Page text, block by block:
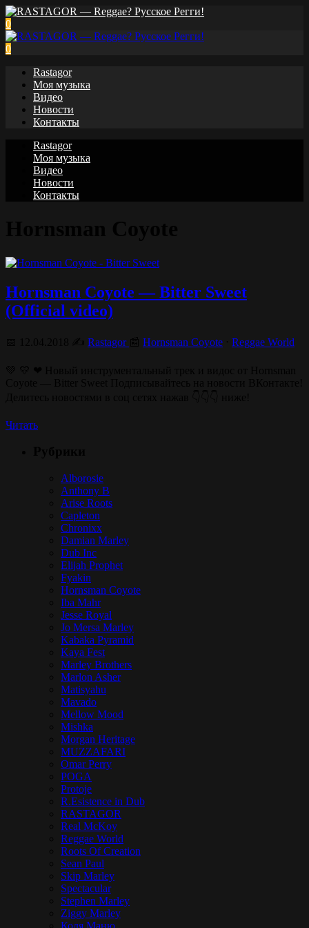
0
0
Rastagor
Моя музыка
Видео
Новости
Контакты
Rastagor
Моя музыка
Видео
Новости
Контакты
Hornsman Coyote — Bitter Sweet
(Official video)
Rastagor Hornsman Coyote Reggae World
Читать
Alborosie
Anthony B
Arise Roots
Capleton
Chronixx
Damian Marley
Dub Inc
Elijah Prophet
Fyakin
Hornsman Coyote
Iba Mahr
Jesse Royal
Jo Mersa Marley
Kabaka Pyramid
Kaya Fest
Marley Brothers
Marlon Asher
Matisyahu
Mavado
Mellow Mood
Mishka
Morgan Heritage
MUZZAFARI
Omar Perry
POGA
Protoje
R.Esistence in Dub
RASTAGOR
Real McKoy
Reggae World
Roots Of Creation
Sean Paul
Skip Marley
Spectacular
Stephen Marley
Ziggy Marley